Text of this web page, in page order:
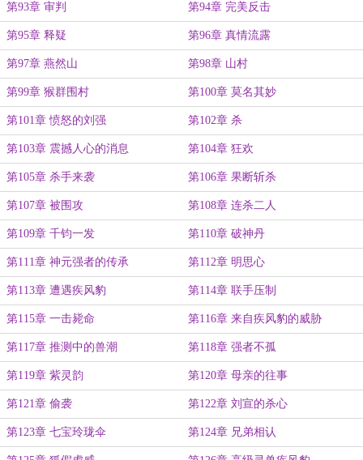
第93章 审判 第94章 完美反击
第95章 释疑 第96章 真情流露
第97章 燕然山 第98章 山村
第99章 猴群围村 第100章 莫名其妙
第101章 愤怒的刘强 第102章 杀
第103章 震撼人心的消息 第104章 狂欢
第105章 杀手来袭 第106章 果断斩杀
第107章 被围攻 第108章 连杀二人
第109章 千钧一发 第110章 破神丹
第111章 神元强者的传承 第112章 明思心
第113章 遭遇疾风豹 第114章 联手压制
第115章 一击毙命 第116章 来自疾风豹的威胁
第117章 推测中的兽潮 第118章 强者不孤
第119章 紫灵韵 第120章 母亲的往事
第121章 偷袭 第122章 刘宣的杀心
第123章 七宝玲珑伞 第124章 兄弟相认